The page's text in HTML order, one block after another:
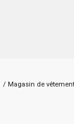
/ Magasin de